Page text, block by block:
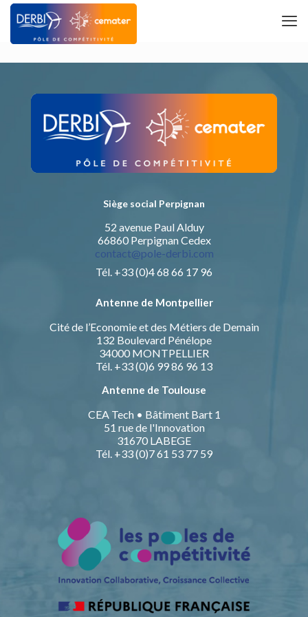
Siège social Perpignan
52 avenue Paul Alduy
66860 Perpignan Cedex
contact@pole-derbi.com
Tél. +33 (0)4 68 66 17 96
Antenne de Montpellier
Cité de l’Economie et des Métiers de Demain
132 Boulevard Pénélope
34000 MONTPELLIER
Tél. +33 (0)6 99 86 96 13
Antenne de Toulouse
CEA Tech • Bâtiment Bart 1
51 rue de l'Innovation
31670 LABEGE
Tél. +33 (0)7 61 53 77 59